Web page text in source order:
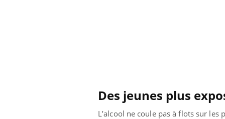
Des jeunes plus
L’alcool ne coule pas à flots sur
Fatigue en vacances :
normal ou signe d’une
maladie ?